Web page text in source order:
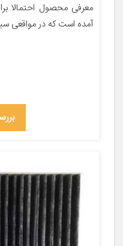
معرفی محصول احتمالا
آمده است که در مواقعی